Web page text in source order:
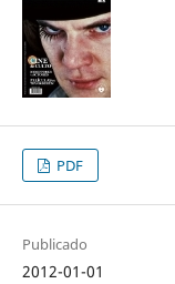
PDF
Publicado
2012-01-01